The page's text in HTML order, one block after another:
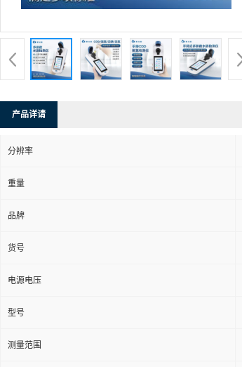
产品详请
分辨率
重量
品牌
货号
电源电压
型号
测量范围